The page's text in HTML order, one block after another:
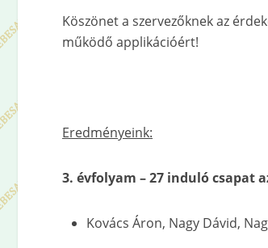
Köszönet a szervezőknek az
működő applikációért!
Eredményeink:
3. évfolyam – 27 induló csapat
Kovács Áron, Nagy Dávid,